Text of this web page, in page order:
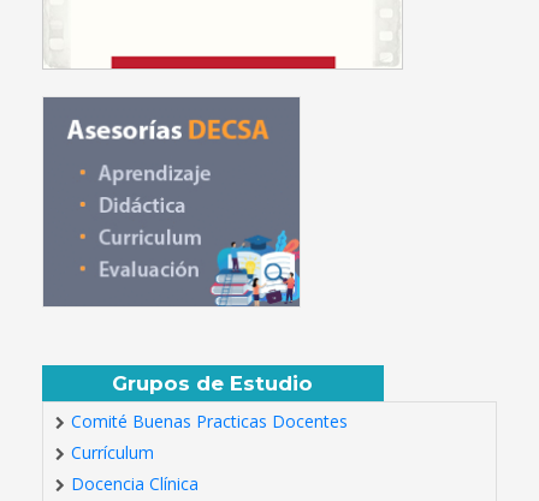
Grupos de Estudio
Comité Buenas Practicas Docentes
Currículum
Docencia Clínica